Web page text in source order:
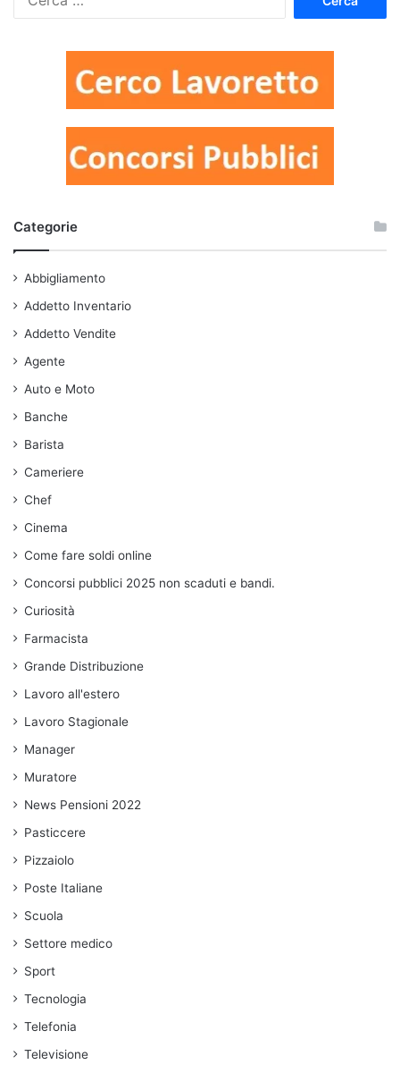
Categorie
Abbigliamento
Addetto Inventario
Addetto Vendite
Agente
Auto e Moto
Banche
Barista
Cameriere
Chef
Cinema
Come fare soldi online
Concorsi pubblici 2025 non scaduti e bandi.
Curiosità
Farmacista
Grande Distribuzione
Lavoro all'estero
Lavoro Stagionale
Manager
Muratore
News Pensioni 2022
Pasticcere
Pizzaiolo
Poste Italiane
Scuola
Settore medico
Sport
Tecnologia
Telefonia
Televisione